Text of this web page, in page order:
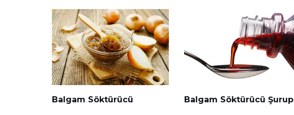
Balgam Söktürücü Balgam Söktürücü Şurup